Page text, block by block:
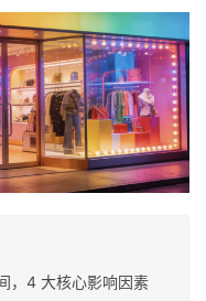
，4 大核心影响因素